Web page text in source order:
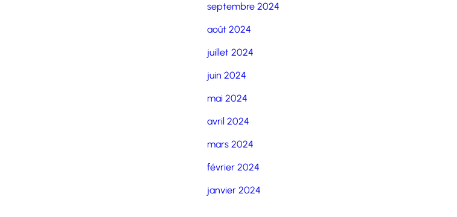
septembre 2024
août 2024
juillet 2024
juin 2024
mai 2024
avril 2024
mars 2024
février 2024
janvier 2024